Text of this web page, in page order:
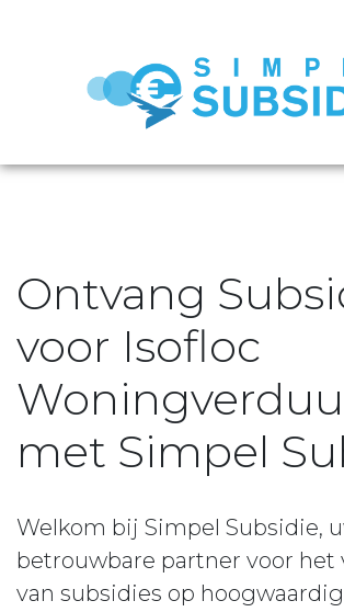
Ontvang
voor Isofloc
met Simpel
Welkom bij Simpel Subsidie,
betrouwbare partner voor het
van subsidies op